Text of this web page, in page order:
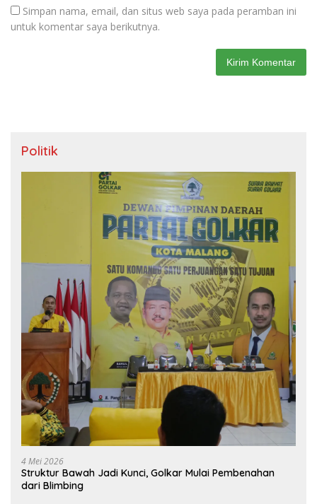
Simpan nama, email, dan situs web saya pada peramban ini
untuk komentar saya berikutnya.
Politik
4 Mei 2026
Struktur Bawah Jadi Kunci, Golkar Mulai Pembenahan
dari Blimbing